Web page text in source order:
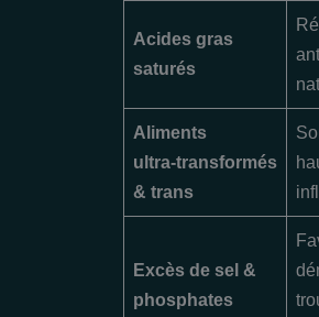
Acides gras
saturés
Aliments
ultra‑transformés
& trans
Excès de sel &
phosphates